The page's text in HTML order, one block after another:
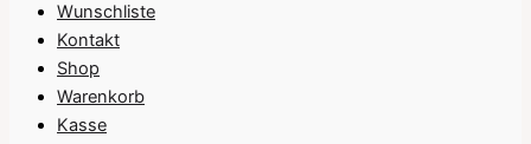
Wunschliste
Kontakt
Shop
Warenkorb
Kasse